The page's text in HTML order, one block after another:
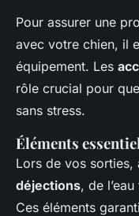
Pour assurer une
avec votre chien, il
équipement. Les
rôle crucial pour
sans stress.
Éléments
Lors de vos sorties,
déjections, de
Ces éléments